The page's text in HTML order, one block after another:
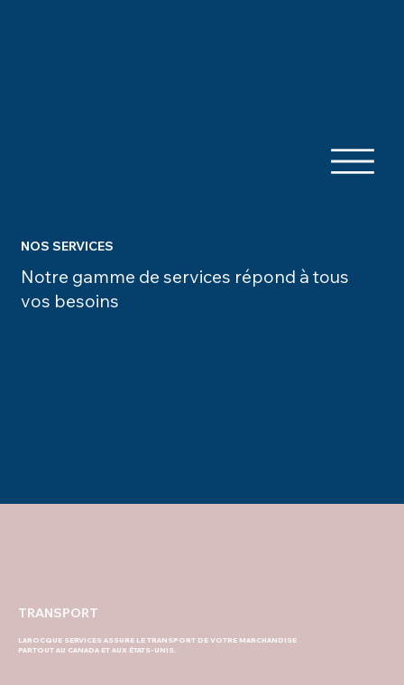
Notre gamme de services répond à tous
vos besoins
NOS SERVICES
LAROCQUE SERVICES ASSURE LE TRANSPORT DE VOTRE MARCHANDISE
PARTOUT AU CANADA ET AUX ÉTATS-UNIS.
TRANSPORT